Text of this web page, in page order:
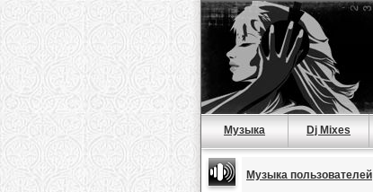
Музыка Dj Mixes
Музыка пользователей